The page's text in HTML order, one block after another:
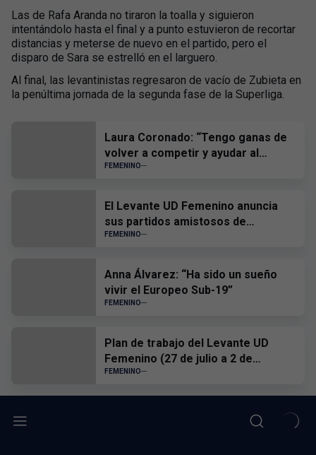
Las de Rafa Aranda no tiraron la toalla y siguieron
intentándolo hasta el final y a punto estuvieron de recortar
distancias y meterse de nuevo en el partido, pero el
disparo de Sara se estrelló en el larguero.
Al final, las levantinistas regresaron de vacío de Zubieta en
la penúltima jornada de la segunda fase de la Superliga.
Laura Coronado: “Tengo ganas de
volver a competir y ayudar al
equipo”
FEMENINO
El Levante UD Femenino anuncia
sus partidos amistosos de
pretemporada
FEMENINO
Anna Álvarez: “Ha sido un sueño
vivir el Europeo Sub-19”
FEMENINO
Plan de trabajo del Levante UD
Femenino (27 de julio a 2 de
agosto)
FEMENINO